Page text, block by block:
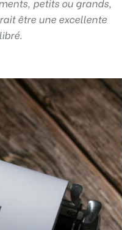
être une excellente